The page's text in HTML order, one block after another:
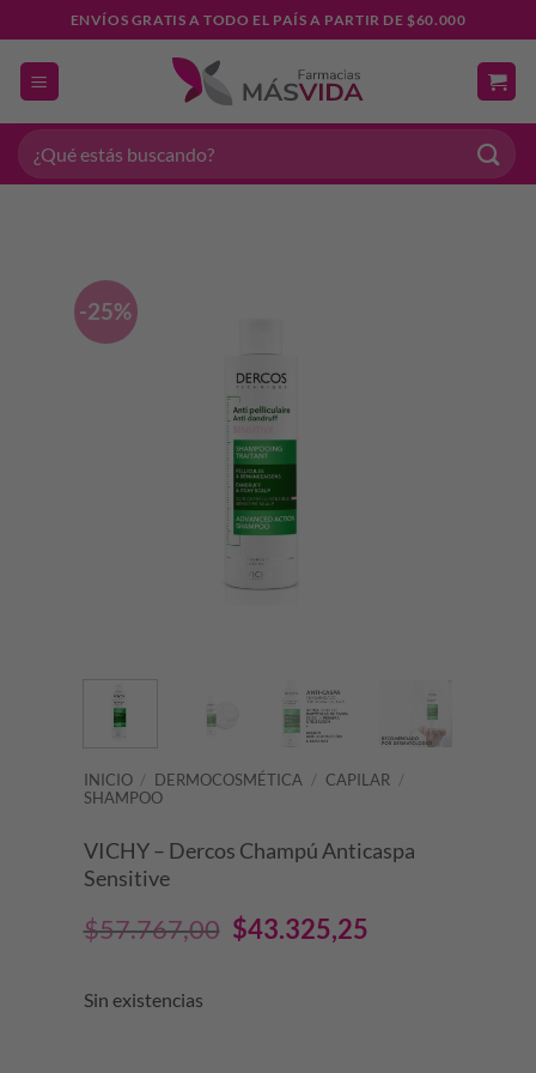
al
contenido
ENVÍOS GRATIS A TODO EL PAÍS A PARTIR DE $60.000
Buscar
por:
-25%
INICIO / DERMOCOSMÉTICA / CAPILAR /
SHAMPOO
VICHY – Dercos Champú Anticaspa
Sensitive
$57.767,00 El
$43.325,25
Sin existencias